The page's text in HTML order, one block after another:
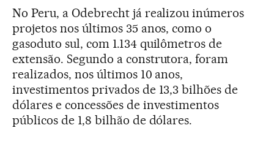
No Peru, a Odebrecht já realizou inúmeros
projetos nos últimos 35 anos, como o
gasoduto sul, com 1.134 quilômetros de
extensão. Segundo a construtora, foram
realizados, nos últimos 10 anos,
investimentos privados de 13,3 bilhões de
dólares e concessões de investimentos
públicos de 1,8 bilhão de dólares.